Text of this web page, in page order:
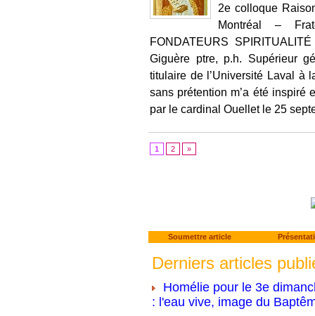
2e colloque
Montréal –
FONDATEURS
Giguère ptre, p.h. Supérieur
titulaire de l’Université Laval à
sans prétention m’a été inspiré
par le cardinal Ouellet le 25
1 2 »
Soumettre article
Derniers articles
Homélie pour le 3e
: l'eau vive, image du